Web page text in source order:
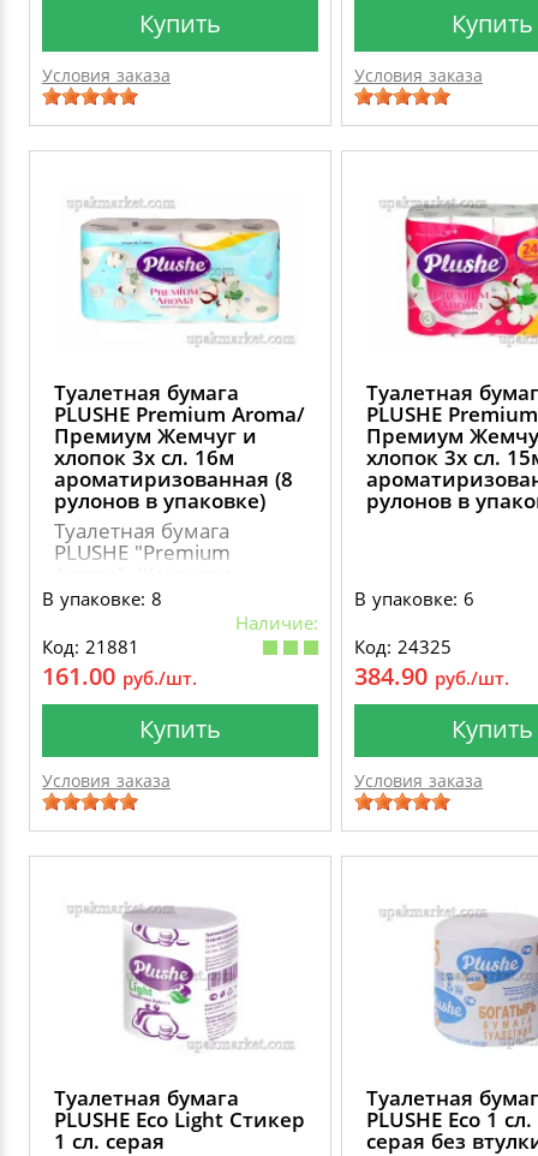
Купить
Условия заказа
Купить
Условия заказа
Туалетная бумага
PLUSHE Premium Aroma/
Премиум Жемчуг и
хлопок 3х сл. 16м
ароматиризованная (8
рулонов в упаковке)
Туалетная бумага
PLUSHE "Premium
хлопок, 3 слоя, 8
рулонов,
ароматиризованная
В упаковке: 8
Наличие:
Код: 21881
161.00 руб./шт.
Купить
Условия заказа
Туалетная
PLUSHE
Премиум
хлопок 3х сл.
рулонов в
В упаковке: 6
Код: 24325
384.90 руб./шт.
Купить
Условия заказа
Туалетная бумага
PLUSHE Eco Light Стикер
1 сл. серая
Туалетная
PLUSHE Eco 1
серая без